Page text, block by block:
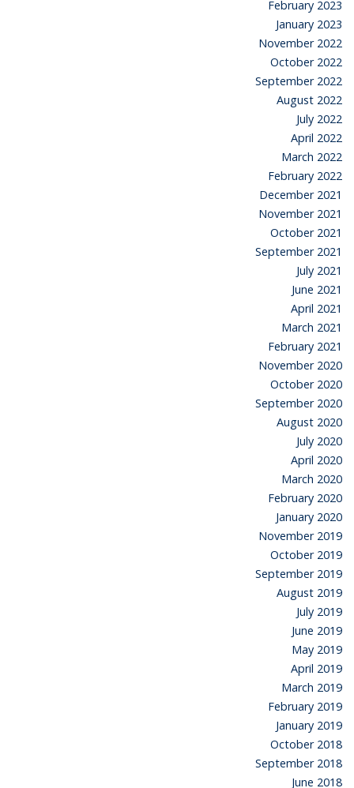
February 2023
January 2023
November 2022
October 2022
September 2022
August 2022
July 2022
April 2022
March 2022
February 2022
December 2021
November 2021
October 2021
September 2021
July 2021
June 2021
April 2021
March 2021
February 2021
November 2020
October 2020
September 2020
August 2020
July 2020
April 2020
March 2020
February 2020
January 2020
November 2019
October 2019
September 2019
August 2019
July 2019
June 2019
May 2019
April 2019
March 2019
February 2019
January 2019
October 2018
September 2018
June 2018